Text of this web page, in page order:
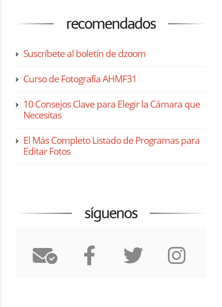
recomendados
Suscríbete al boletín de dzoom
Curso de Fotografía AHMF31
10 Consejos Clave para Elegir la Cámara que
Necesitas
El Más Completo Listado de Programas para
Editar Fotos
síguenos